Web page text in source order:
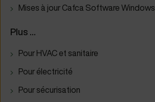
Mises à jour Cafca Software Windows
Plus ...
Pour HVAC et sanitaire
Pour électricité
Pour sécurisation